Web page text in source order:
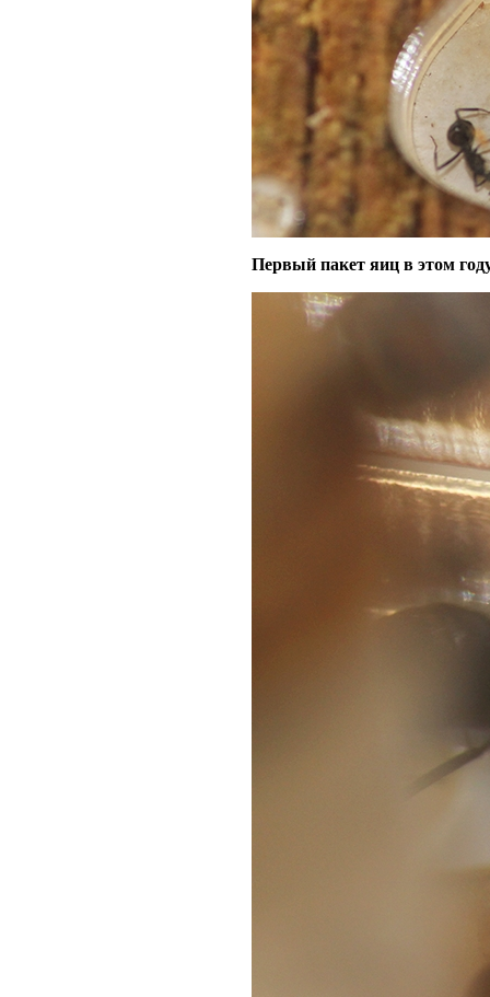
Первый пакет яиц в этом